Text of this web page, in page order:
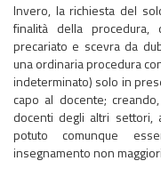
Invero, la richiesta del
finalità della
precariato e scevra da
una ordinaria procedura
indeterminato) solo in
capo al docente;
docenti degli altri settori,
potuto comunque
insegnamento non